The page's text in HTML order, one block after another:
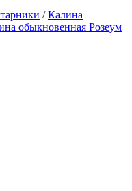
/Калина
обыкновенная Розеум